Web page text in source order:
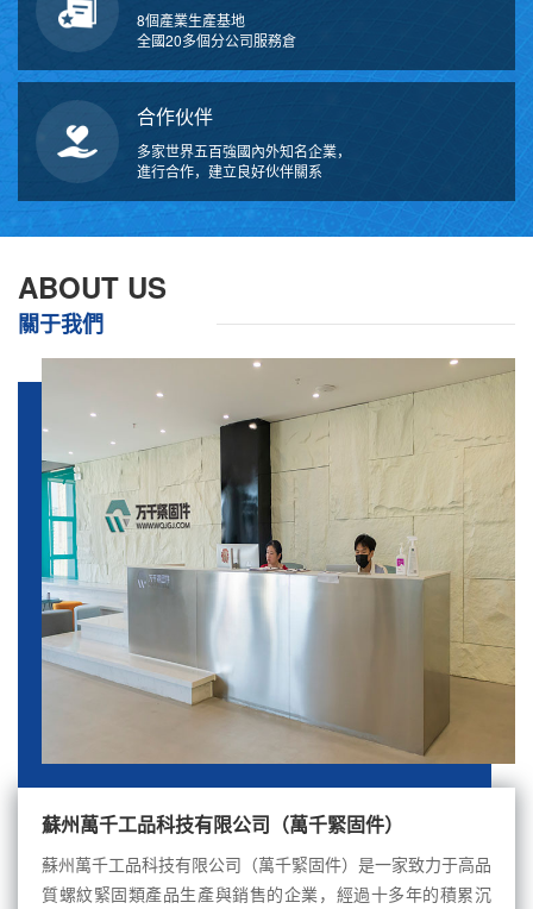
8個產業生產基地
全國20多個分公司服務倉
合作伙伴
多家世界五百強國內外知名企業，
進行合作，建立良好伙伴關系
ABOUT US
關于我們
蘇州萬千工品科技有限公司（萬千緊固件）
蘇州萬千工品科技有限公司（萬千緊固件）是一家致力于高品
質螺紋緊固類產品生產與銷售的企業，經過十多年的積累沉